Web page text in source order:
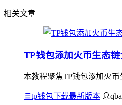
相关文章
TP钱包添加火币生态
本教程聚焦TP钱包添加火
tp钱包下载最新版本